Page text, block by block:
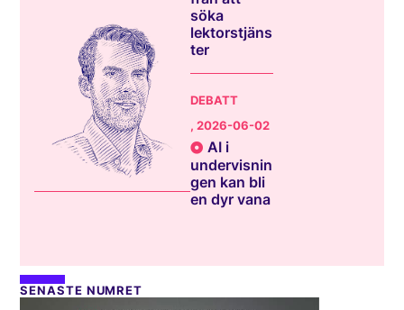
söka
lektorstjäns
ter
DEBATT
, 2026-06-02
AI i
undervisnin
gen kan bli
en dyr vana
SENASTE NUMRET